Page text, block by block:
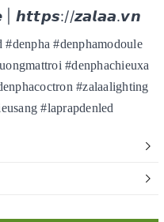
| 𝙝𝙩𝙩𝙥𝙨://𝙯𝙖𝙡𝙖𝙖.𝙫𝙣
#denphamodoule
#denphachieuxa
#zalaalighting
#laprapdenled